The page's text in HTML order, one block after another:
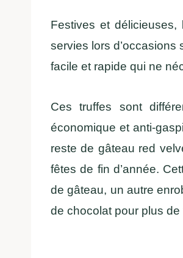
Festives et
servies lors d’occasions
facile et rapide qui ne
Ces truffes sont
économique et anti-
reste de gâteau red
fêtes de fin d’année.
de gâteau, un autre
de chocolat pour plus de